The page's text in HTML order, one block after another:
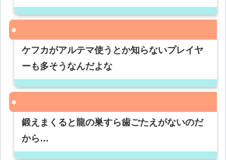
ケフカがアルテマ使うとか知らないプレイヤ
ーも多そうなんだよな
鍛えまくると龍の巣すら歯ごたえがないのだ
から…